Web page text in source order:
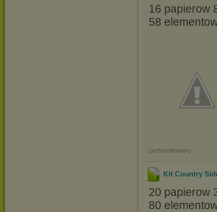
16 papierow
58
zachomikowany
Kit Country
20 papierow
80